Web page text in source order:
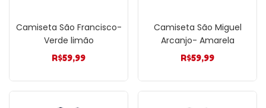
Camiseta São Francisco-
Verde limão
R$59,99
Camiseta São Miguel
Arcanjo- Amarela
R$59,99